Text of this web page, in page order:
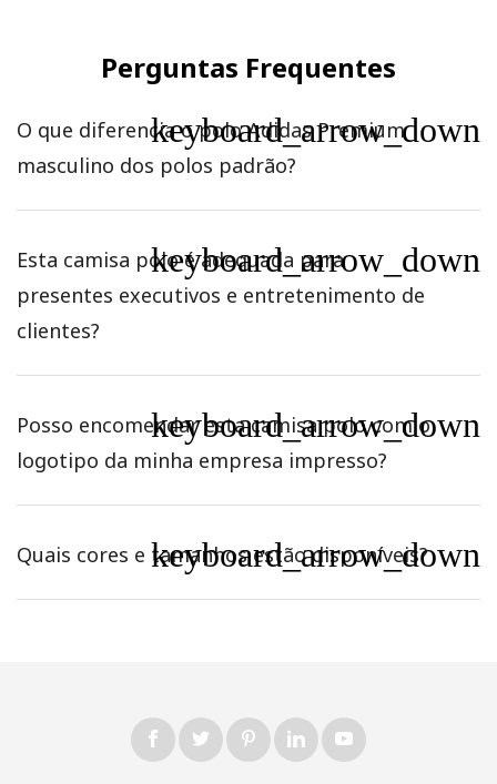
Perguntas Frequentes
O que diferencia o polo Adidas Premium
masculino dos polos padrão?
keyboard_arrow_down
Esta camisa polo é adequada para
presentes executivos e entretenimento de
clientes?
keyboard_arrow_down
Posso encomendar esta camisa polo com o
logotipo da minha empresa impresso?
keyboard_arrow_down
Quais cores e tamanhos estão disponíveis?
keyboard_arrow_down